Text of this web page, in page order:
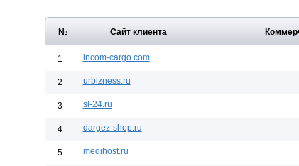
№ Сайт клиента
1 incom-cargo.com
2 urbizness.ru
3 sl-24.ru
4 dargez-shop.ru
5 medihost.ru